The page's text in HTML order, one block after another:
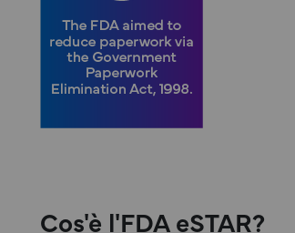
Cos'è l'FDA eSTAR?